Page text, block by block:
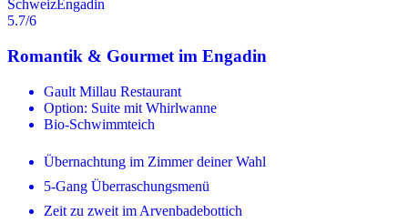
SchweizEngadin
5.7/6
Romantik & Gourmet im Engadin
Gault Millau Restaurant
Option: Suite mit Whirlwanne
Bio-Schwimmteich
Übernachtung im Zimmer deiner Wahl
5-Gang Überraschungsmenü
Zeit zu zweit im Arvenbadebottich